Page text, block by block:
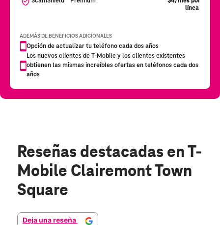
Reseñas destacadas en T-
Mobile Clairemont Town
Square
Deja una reseña